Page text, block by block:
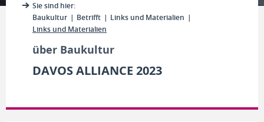
Sie sind hier:
Baukultur
Betrifft
Links und Materialien
Links und Materialien
über Baukultur
DAVOS ALLIANCE 2023